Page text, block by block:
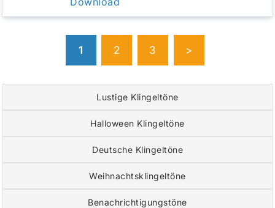
1 2 3 >
Lustige Klingeltöne
Halloween Klingeltöne
Deutsche Klingeltöne
Weihnachtsklingeltöne
Benachrichtigungstöne